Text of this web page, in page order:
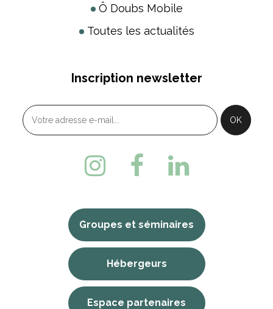
Ô Doubs Mobile
Toutes les actualités
Inscription newsletter
Groupes et séminaires
Hébergeurs
Espace partenaires